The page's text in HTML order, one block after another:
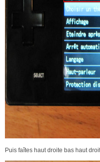
Puis faîtes haut droite bas haut